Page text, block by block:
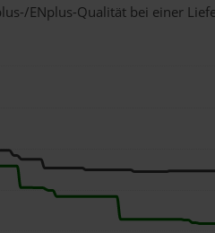
ENplus-Qualität bei einer